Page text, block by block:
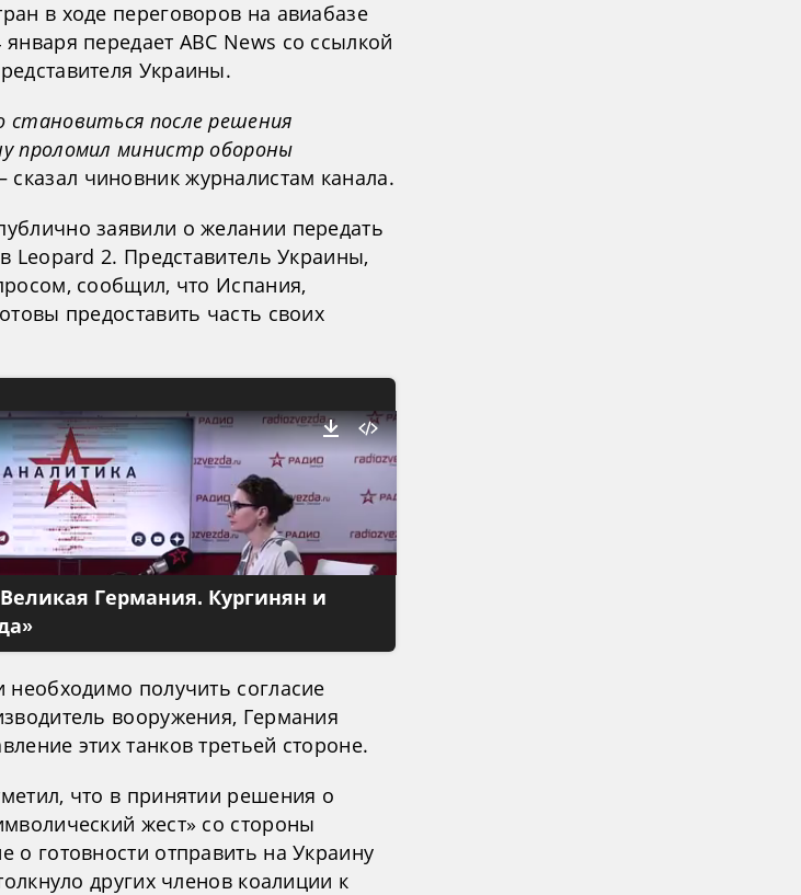
в ходе переговоров на авиабазе
передает ABC News со ссылкой
Украины.
после решения
проломил министр обороны
сказал чиновник журналистам канала.
заявили о желании передать
Leopard 2. Представитель Украины,
сообщил, что Испания,
предоставить часть своих
Германия. Кургинян и
необходимо получить согласие
вооружения, Германия
этих танков третьей стороне.
что в принятии решения о
жест» со стороны
о готовности отправить на Украину
других членов коалиции к